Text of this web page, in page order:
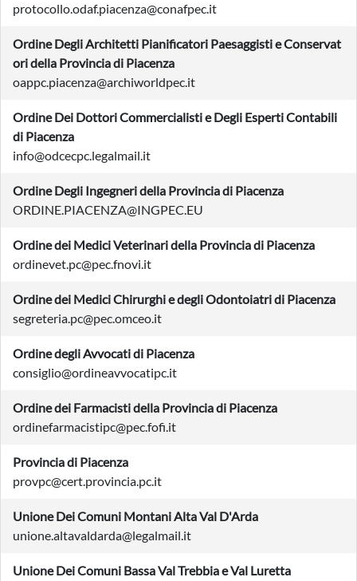
protocollo.odaf.piacenza@conafpec.it
Ordine Degli Architetti Pianificatori Paesaggisti e Conservat
ori della Provincia di Piacenza
oappc.piacenza@archiworldpec.it
Ordine Dei Dottori Commercialisti e Degli Esperti Contabili
di Piacenza
info@odcecpc.legalmail.it
Ordine Degli Ingegneri della Provincia di Piacenza
ORDINE.PIACENZA@INGPEC.EU
Ordine dei Medici Veterinari della Provincia di Piacenza
ordinevet.pc@pec.fnovi.it
Ordine dei Medici Chirurghi e degli Odontoiatri di Piacenza
segreteria.pc@pec.omceo.it
Ordine degli Avvocati di Piacenza
consiglio@ordineavvocatipc.it
Ordine dei Farmacisti della Provincia di Piacenza
ordinefarmacistipc@pec.fofi.it
Provincia di Piacenza
provpc@cert.provincia.pc.it
Unione Dei Comuni Montani Alta Val D'Arda
unione.altavaldarda@legalmail.it
Unione Dei Comuni Bassa Val Trebbia e Val Luretta